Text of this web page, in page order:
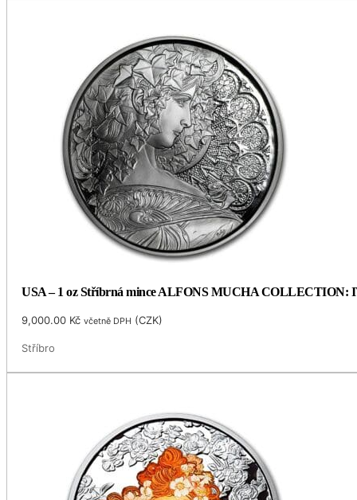
USA – 1 oz Stříbrná mince ALFONS MUCHA COLLECTION:
9,000.00 Kč včetně DPH (CZK)
Stříbro